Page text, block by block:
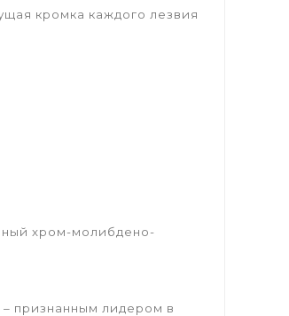
кромка каждого лезвия
хром-молибдено-
признанным лидером в